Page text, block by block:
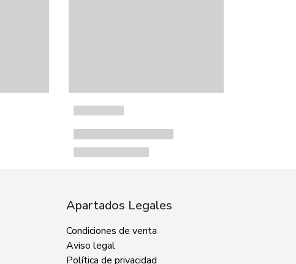
Apartados Legales
Condiciones de venta
Aviso legal
Política de privacidad